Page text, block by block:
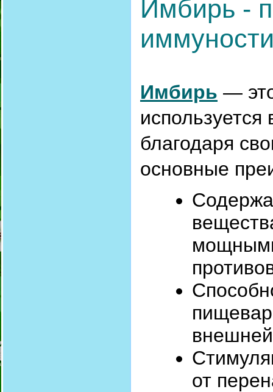
Имбирь -
Имбирь —
благодаря
основные
от